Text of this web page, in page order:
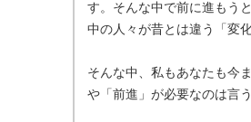
す。そんな中で前に進もう
中の人々が昔とは違う「変
そんな中、私もあなたも今
や「前進」が必要なのは言